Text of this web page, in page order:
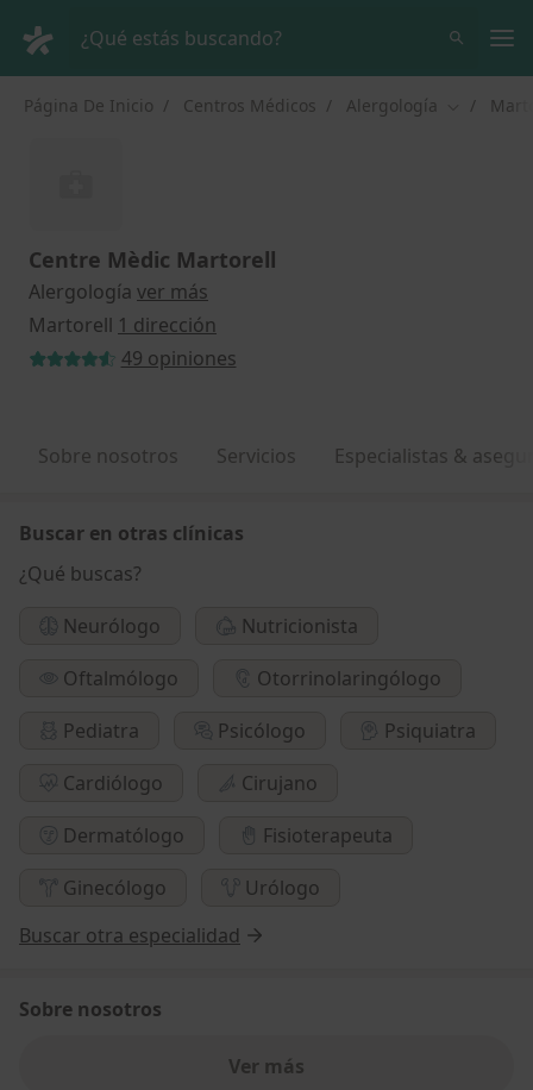
¿Qué estás buscando?
Página De Inicio Centros Médicos Alergología Cambiar
Centre Mèdic Martorell
Alergología ver más
Martorell 1 dirección
49 opiniones
Sobre nosotros Servicios Especialistas &
Buscar en otras clínicas
¿Qué buscas?
Neurólogo
Nutricionista
Oftalmólogo
Otorrinolaringólogo
Pediatra
Psicólogo
Psiquiatra
Cardiólogo
Cirujano
Dermatólogo
Fisioterapeuta
Ginecólogo
Urólogo
Buscar otra especialidad
Sobre nosotros
Ver más